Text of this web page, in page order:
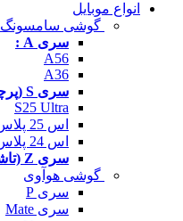
انواع موبایل
گوشی سامسونگ
سری A :
A56
A36
سری S (پرچمدار) :
S25 Ultra
اس 25 پلاس
اس 24 پلاس
سری Z (تاشو) :
گوشی هوآوی
سری P
سری Mate